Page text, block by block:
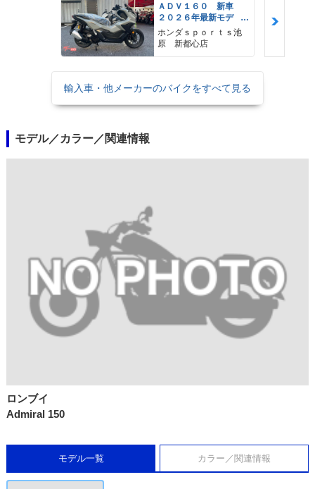
ＡＤＶ１６０ 新車
２０２６年最新モデ
ル パールスモーキー
グレー スマートキ
ー ２９Ｌメットイ
ホンダｓｐｏｒｔｓ池
原 新都心店
輸入車・他メーカーのバイクをすべて見る
モデル／カラー／関連情報
ロンブイ
Admiral 150
モデル一覧 カラー／関連情報